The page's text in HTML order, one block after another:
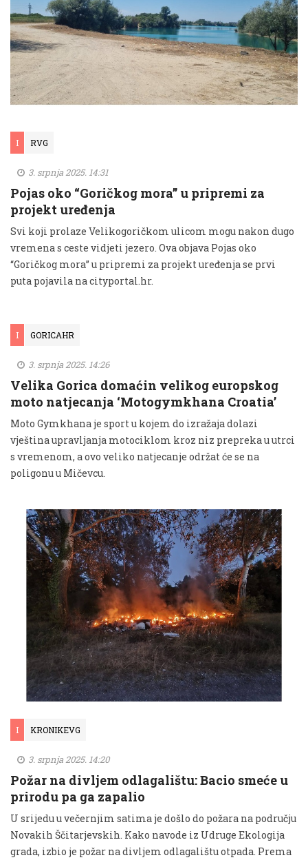
I RVG
3. srpnja 2025. 14:31
Pojas oko “Goričkog mora” u pripremi za
projekt uređenja
Svi koji prolaze Velikogoričkom ulicom mogu nakon dugo
vremena s ceste vidjeti jezero. Ova objava Pojas oko
“Goričkog mora” u pripremi za projekt uređenja se prvi
puta pojavila na cityportal.hr.
I GORICAHR
3. srpnja 2025. 14:26
Velika Gorica domaćin velikog europskog
moto natjecanja ‘Motogymkhana Croatia’
Moto Gymkhana je sport u kojem do izražaja dolazi
vještina upravljanja motociklom kroz niz prepreka u utrci
s vremenom, a ovo veliko natjecanje održat će se na
poligonu u Mičevcu.
I KRONIKEVG
3. srpnja 2025. 14:20
Požar na divljem odlagalištu: Bacio smeće u
prirodu pa ga zapalio
U srijedu u večernjim satima je došlo do požara na području
Novakih Ščitarjevskih. Kako navode iz Udruge Ekologija
grada, izbio je požar na divljem odlagalištu otpada. Prema